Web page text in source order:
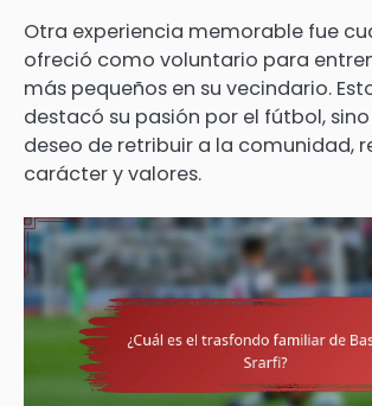
Otra experiencia memorable fue
ofreció como voluntario para
más pequeños en su vecindario.
destacó su pasión por el fútbol,
deseo de retribuir a la comunidad,
carácter y valores.